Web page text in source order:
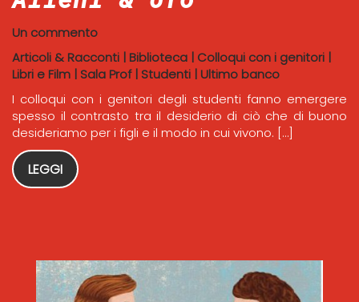
Un commento
Articoli & Racconti | Biblioteca | Colloqui con i genitori |
Libri e Film | Sala Prof| Studenti | Ultimo banco
I colloqui con i genitori degli studenti fanno emergere
spesso il contrasto tra il desiderio di ciò che di buono
desideriamo per i figli e il modo in cui vivono. […]
LEGGI